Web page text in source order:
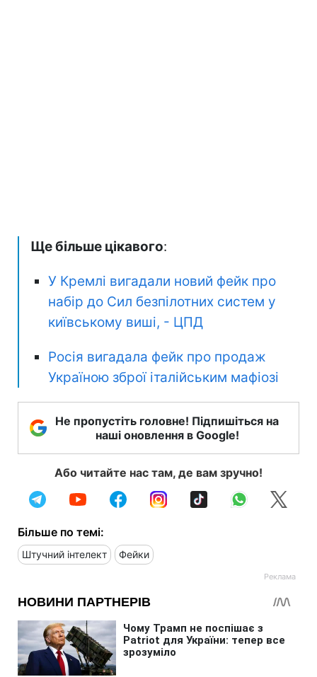
Ще більше цікавого:
У Кремлі вигадали новий фейк про
набір до Сил безпілотних систем у
київському виші, - ЦПД
Росія вигадала фейк про продаж
Україною зброї італійським мафіозі
Не пропустіть головне! Підпишіться на
наші оновлення в Google!
Або читайте нас там, де вам зручно!
Більше по темі:
Штучний інтелект Фейки